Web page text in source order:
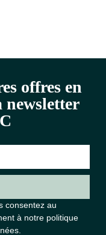
offres en
newsletter
consentez au
à notre politique